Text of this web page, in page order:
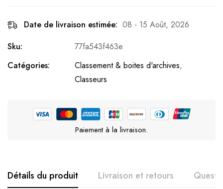
Date de livraison estimée: 08 - 15 Août, 2026
Sku:
77fa543f463e
Catégories:
Classement & boites d'archives,
Classeurs
Paiement à la livraison.
Détails du produit Livraison et retours